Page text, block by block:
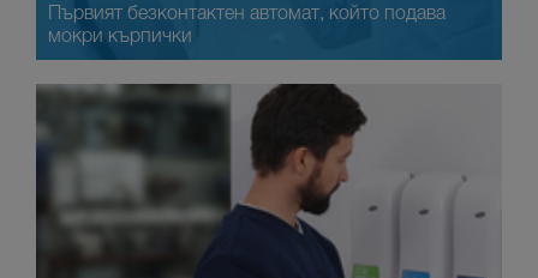
Първият безконтактен автомат, който подава
мокри кърпички